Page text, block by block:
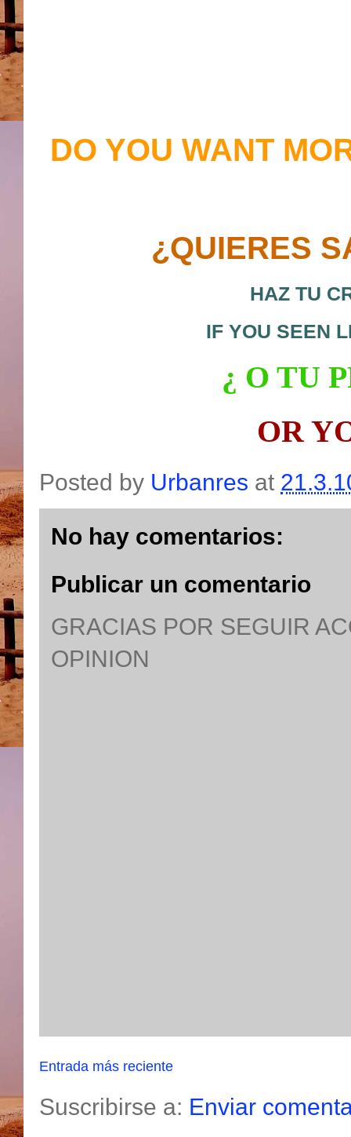
DO YOU WANT
¿QUIERES
HAZ TU
IF YOU SEEN
¿ O TU
OR Y
Posted by Urbanres at
No hay comentarios:
Publicar un comentario
GRACIAS POR SEGUIR
OPINION
Entrada más reciente
Suscribirse a: Enviar